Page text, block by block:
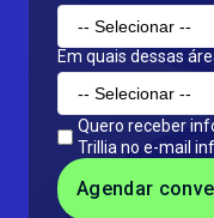
Em quais dessas
Quero receber
Trillia no e-mail
Agendar